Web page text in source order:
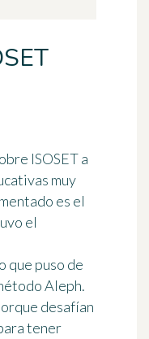
ISOSET a
muy
es el
el
que puso de
Aleph.
desafían
tener